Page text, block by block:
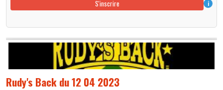
S'inscrire i
Rudy's Back du 12 04 2023